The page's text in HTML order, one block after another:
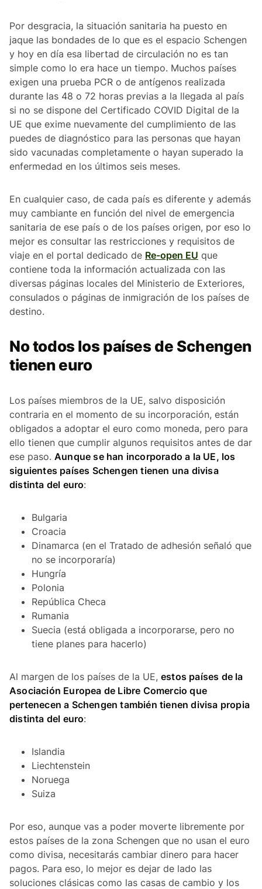
Por desgracia, la situación sanitaria ha puesto en
jaque las bondades de lo que es el espacio Schengen
y hoy en día esa libertad de circulación no es tan
simple como lo era hace un tiempo. Muchos países
exigen una prueba PCR o de antígenos realizada
durante las 48 o 72 horas previas a la llegada al país
si no se dispone del Certificado COVID Digital de la
UE que exime nuevamente del cumplimiento de las
puedes de diagnóstico para las personas que hayan
sido vacunadas completamente o hayan superado la
enfermedad en los últimos seis meses.
En cualquier caso, de cada país es diferente y además
muy cambiante en función del nivel de emergencia
sanitaria de ese país o de los países origen, por eso lo
mejor es consultar las restricciones y requisitos de
viaje en el portal dedicado de Re-open EU que
contiene toda la información actualizada con las
diversas páginas locales del Ministerio de Exteriores,
consulados o páginas de inmigración de los países de
destino.
No todos los países de Schengen
tienen euro
Los países miembros de la UE, salvo disposición
contraria en el momento de su incorporación, están
obligados a adoptar el euro como moneda, pero para
ello tienen que cumplir algunos requisitos antes de dar
ese paso. Aunque se han incorporado a la UE, los
siguientes países Schengen tienen una divisa
distinta del euro:
Bulgaria
Croacia
Dinamarca (en el Tratado de adhesión señaló que
no se incorporaría)
Hungría
Polonia
República Checa
Rumania
Suecia (está obligada a incorporarse, pero no
tiene planes para hacerlo)
Al margen de los países de la UE, estos países de la
Asociación Europea de Libre Comercio que
pertenecen a Schengen también tienen divisa propia
distinta del euro:
Islandia
Liechtenstein
Noruega
Suiza
Por eso, aunque vas a poder moverte libremente por
estos países de la zona Schengen que no usan el euro
como divisa, necesitarás cambiar dinero para hacer
pagos. Para eso, lo mejor es dejar de lado las
soluciones clásicas como las casas de cambio y los